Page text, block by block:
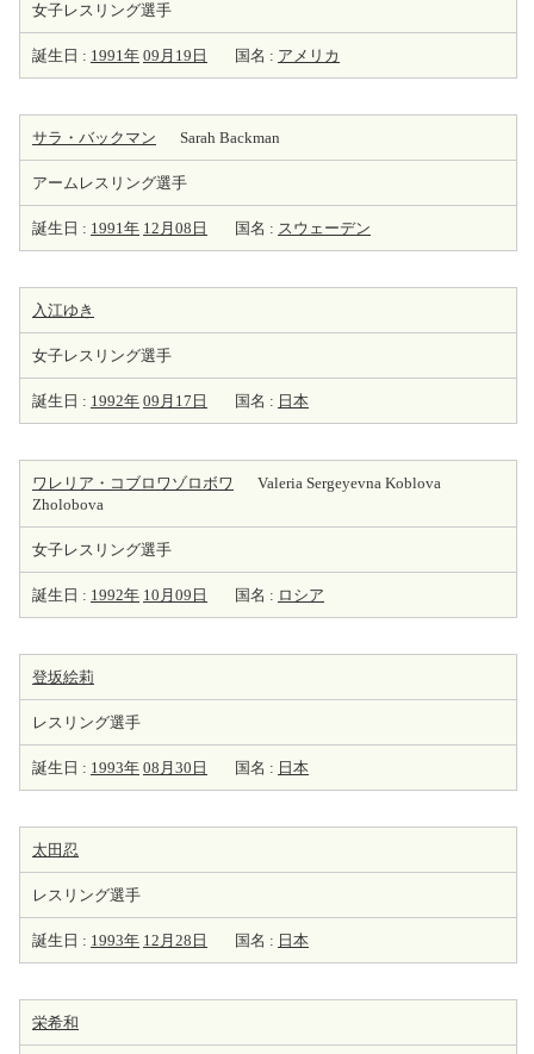
女子レスリング選手
誕生日 : 1991年 09月19日 国名 : アメリカ
サラ・バックマン Sarah Backman
アームレスリング選手
誕生日 : 1991年 12月08日 国名 : スウェーデン
入江ゆき
女子レスリング選手
誕生日 : 1992年 09月17日 国名 : 日本
ワレリア・コブロワゾロボワ
Valeria Sergeyevna Koblova
Zholobova
女子レスリング選手
誕生日 : 1992年 10月09日 国名 : ロシア
登坂絵莉
レスリング選手
誕生日 : 1993年 08月30日 国名 : 日本
太田忍
レスリング選手
誕生日 : 1993年 12月28日 国名 : 日本
栄希和